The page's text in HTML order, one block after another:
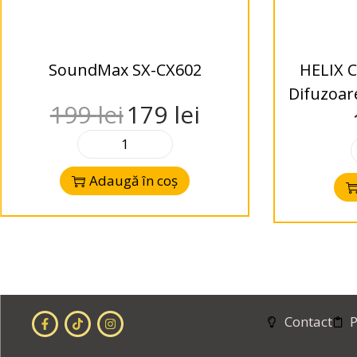
SoundMax SX-CX602
199lei179 lei
Adaugă în coș
HELIX
Contact